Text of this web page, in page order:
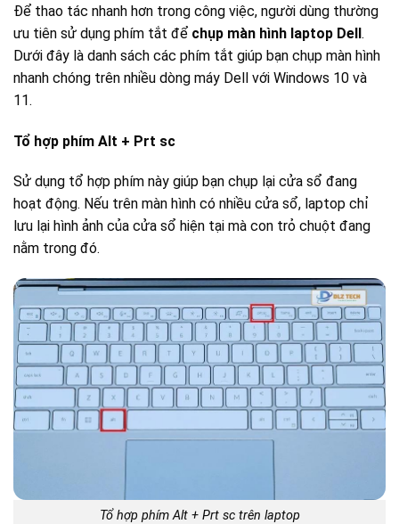
Để thao tác nhanh hơn trong công việc, người dùng thường
ưu tiên sử dụng phím tắt để chụp màn hình laptop Dell.
Dưới đây là danh sách các phím tắt giúp bạn chụp màn hình
nhanh chóng trên nhiều dòng máy Dell với Windows 10 và
11.
Tổ hợp phím Alt + Prt sc
Sử dụng tổ hợp phím này giúp bạn chụp lại cửa sổ đang
hoạt động. Nếu trên màn hình có nhiều cửa sổ, laptop chỉ
lưu lại hình ảnh của cửa sổ hiện tại mà con trỏ chuột đang
nằm trong đó.
Tổ hợp phím Alt + Prt sc trên laptop